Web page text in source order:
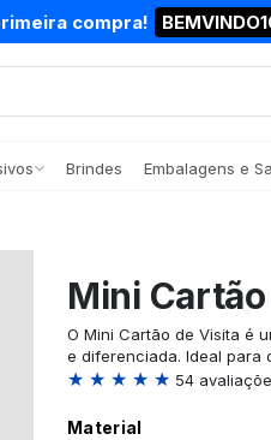
compra!
Brindes Embalagens e
Mini
O Mini Cartão de Visita é
e diferenciada. Ideal para
★ ★ ★ ★ ★ 54
Material